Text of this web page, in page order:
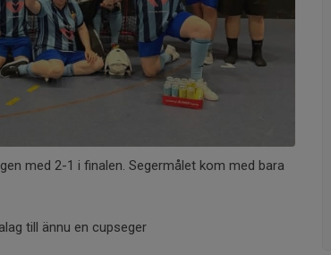
med 2-1 i finalen. Segermålet kom med bara
till ännu en cupseger